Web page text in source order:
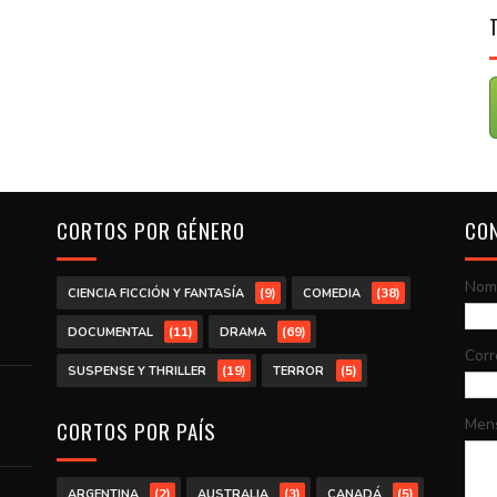
CORTOS POR GÉNERO
CIENCIA FICCIÓN Y FANTASÍA (9) COMEDIA (38)
DOCUMENTAL (11) DRAMA (69)
SUSPENSE Y THRILLER (19) TERROR (5)
CORTOS POR PAÍS